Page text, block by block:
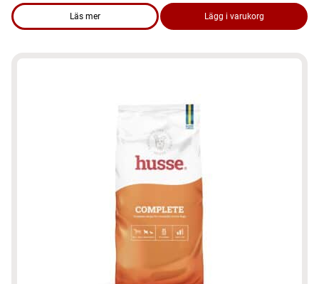
Läs mer
om produkten Hundmat – Glutenfri 15kg
Lägg i varukorg